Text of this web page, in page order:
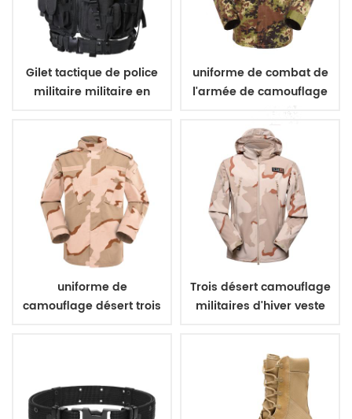
Gilet tactique de police
militaire militaire en
uniforme de combat de
l'armée de camouflage
uniforme de
camouflage désert trois
Trois désert camouflage
militaires d'hiver veste